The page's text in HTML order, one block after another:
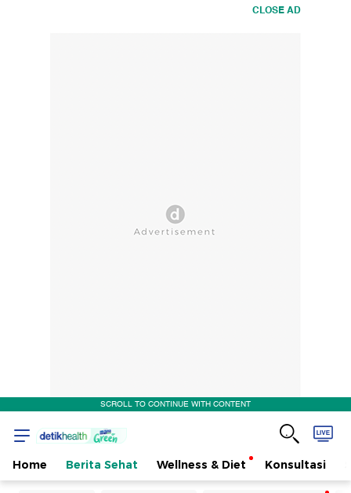
CLOSE AD
SCROLL TO CONTINUE WITH CONTENT
Home Berita Sehat Wellness & Diet Konsultasi